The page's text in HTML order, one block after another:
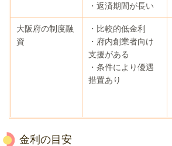
・返済期間が長い
大阪府の制度融
資
・比較的低金利
・府内創業者向け
支援がある
・条件により優遇
措置あり
金利の目安